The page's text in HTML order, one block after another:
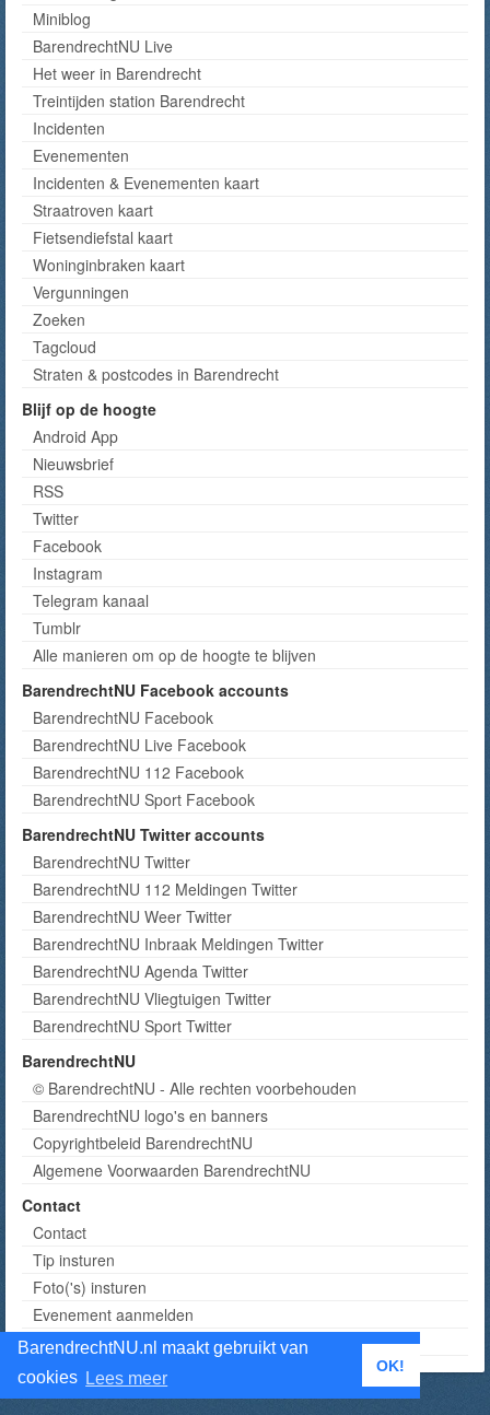
BarendrechtNU.nl maakt gebruikt van
cookies Lees meer
OK!
Miniblog
BarendrechtNU Live
Het weer in Barendrecht
Treintijden station Barendrecht
Incidenten
Evenementen
Incidenten & Evenementen kaart
Straatroven kaart
Fietsendiefstal kaart
Woninginbraken kaart
Vergunningen
Zoeken
Tagcloud
Straten & postcodes in Barendrecht
Blijf op de hoogte
Android App
Nieuwsbrief
RSS
Twitter
Facebook
Instagram
Telegram kanaal
Tumblr
Alle manieren om op de hoogte te blijven
BarendrechtNU Facebook accounts
BarendrechtNU Facebook
BarendrechtNU Live Facebook
BarendrechtNU 112 Facebook
BarendrechtNU Sport Facebook
BarendrechtNU Twitter accounts
BarendrechtNU Twitter
BarendrechtNU 112 Meldingen Twitter
BarendrechtNU Weer Twitter
BarendrechtNU Inbraak Meldingen Twitter
BarendrechtNU Agenda Twitter
BarendrechtNU Vliegtuigen Twitter
BarendrechtNU Sport Twitter
BarendrechtNU
© BarendrechtNU - Alle rechten voorbehouden
BarendrechtNU logo's en banners
Copyrightbeleid BarendrechtNU
Algemene Voorwaarden BarendrechtNU
Contact
Contact
Tip insturen
Foto('s) insturen
Evenement aanmelden
Informatie aanvragen adverteren